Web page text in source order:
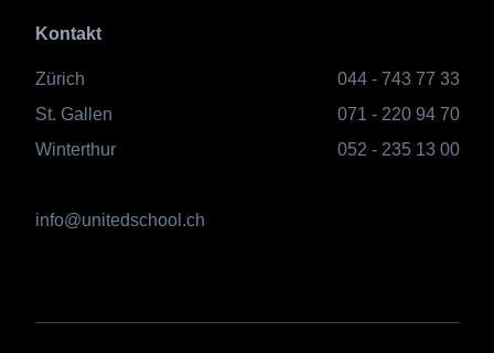
Kontakt
Zürich
044 - 743 77 33
St. Gallen
071 - 220 94 70
Winterthur
052 - 235 13 00
info@unitedschool.ch